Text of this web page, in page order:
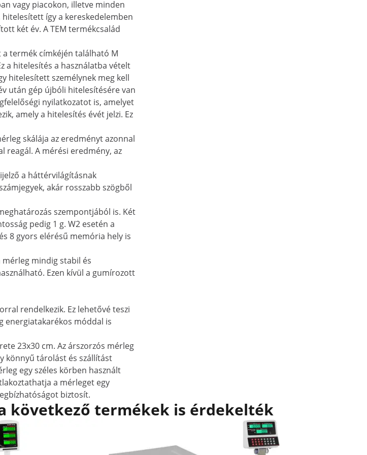
vagy piacokon, illetve minden
így a kereskedelemben
két év. A TEM termékcsalád
termék címkéjén található M
a hitelesítés a használatba vételt
hitelesített személynek meg kell
után gép újbóli hitelesítésére van
nyilatkozatot is, amelyet
amely a hitelesítés évét jelzi. Ez
skálája az eredményt azonnal
reagál. A mérési eredmény, az
a háttérvilágításnak
akár rosszabb szögből
szempontjából is. Két
pedig 1 g. W2 esetén a
8 gyors elérésű memória hely is
mindig stabil és
Ezen kívül a gumírozott
rendelkezik. Ez lehetővé teszi
energiatakarékos móddal is
23x30 cm. Az árszorzós mérleg
könnyű tárolást és szállítást
egy széles körben használt
a mérleget egy
biztosít.
következő termékek is érdekelték